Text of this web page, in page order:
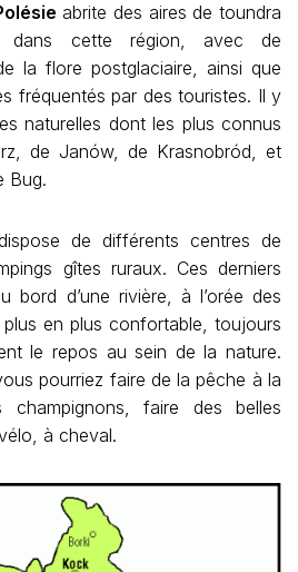
abrite des aires de toundra
dans cette région, avec de
la flore postglaciaire, ainsi que
fréquentés par des touristes. Il y
naturelles dont les plus connus
de Janów, de Krasnobród, et
Bug.
de différents centres de
gîtes ruraux. Ces derniers
bord d’une rivière, à l’orée des
en plus confortable, toujours
le repos au sein de la nature.
pourriez faire de la pêche à la
champignons, faire des belles
à cheval.